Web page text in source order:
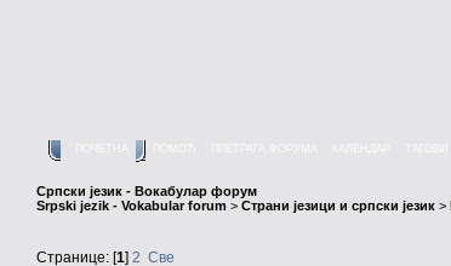
КАЛЕНДАР
Српски језик - Вокабулар форум
Srpski jezik - Vokabular forum > Страни језици и српски језик >
Странице: [1] 2 Све